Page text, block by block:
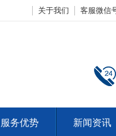
关于我们 客服微信
服务优势 新闻资讯